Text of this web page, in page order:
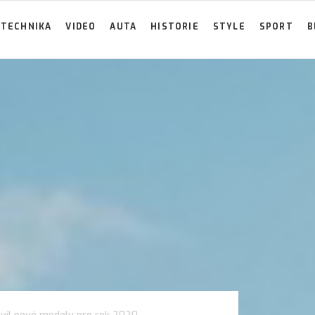
TECHNIKA VIDEO AUTA HISTORIE STYLE SPORT